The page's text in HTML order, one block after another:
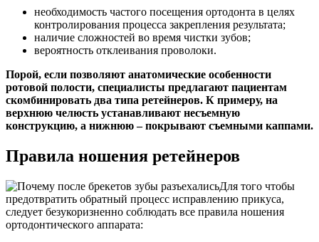
необходимость частого посещения ортодонта в целях
контролирования процесса закрепления результата;
наличие сложностей во время чистки зубов;
вероятность отклеивания проволоки.
Порой, если позволяют анатомические особенности
ротовой полости, специалисты предлагают пациентам
скомбинировать два типа ретейнеров. К примеру, на
верхнюю челюсть устанавливают несъемную
конструкцию, а нижнюю – покрывают съемными каппами.
Правила ношения ретейнеров
Для того чтобы
предотвратить обратный процесс исправлению прикуса,
следует безукоризненно соблюдать все правила ношения
ортодонтического аппарата: